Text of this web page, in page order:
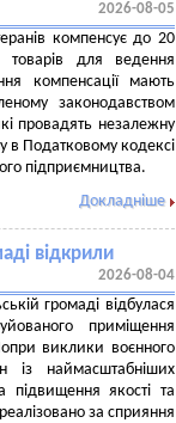
2026-08-05
компенсує до 20
для ведення
компенсації мають
законодавством
провадять незалежну
в Податковому кодексі
підприємництва.
Докладніше
відкрили
2026-08-04
громаді відбулася
приміщення
виклики воєнного
із наймасштабніших
підвищення якості та
за сприяння